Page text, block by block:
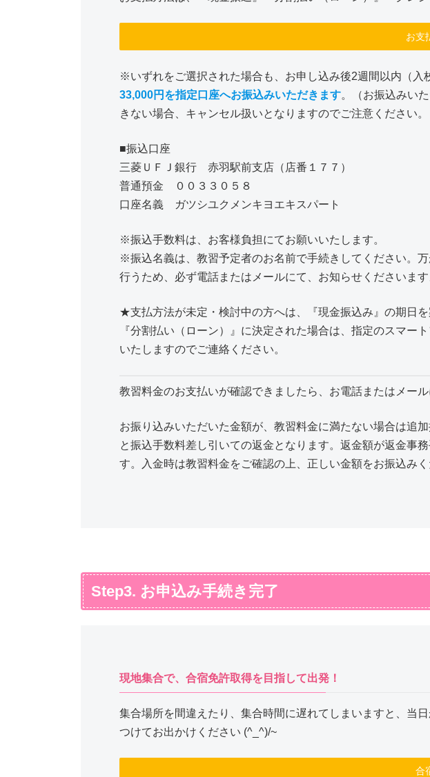
お支
※いずれをご選択された場合も、お申し込み後2週間以内（入
33,000円を指定口座へお振込みいただきます。（お振込みい
きない場合、キャンセル扱いとなりますのでご注意ください。
■振込口座
三菱ＵＦＪ銀行 赤羽駅前支店（店番１７７）
普通預金 ００３３０５８
口座名義 ガツシユクメンキヨエキスパート
※振込手数料は、お客様負担にてお願いいたします。
※振込名義は、教習予定者のお名前で手続きしてください。
行うため、必ず電話またはメールにて、お知らせくださいます
★支払方法が未定・検討中の方へは、『現金振込み』の期日を
『分割払い（ローン）』に決定された場合は、指定のスマ
いたしますのでご連絡ください。
教習料金のお支払いが確認できましたら、お電話またはメー
お振り込みいただいた金額が、教習料金に満たない場合は追
と振込手数料差し引いての返金となります。返金額が返金事
す。入金時は教習料金をご確認の上、正しい金額をお振込みく
Step3. お申込み手続き完了
現地集合で、合宿免許取得を目指して出発！
集合場所を間違えたり、集合時間に遅れてしまいますと、当
つけてお出かけください (^_^)/~
合